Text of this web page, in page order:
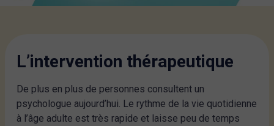
L’intervention thérapeutique
De plus en plus de personnes consultent un
psychologue aujourd’hui. Le rythme de la vie quotidienne
à l’âge adulte est très rapide et laisse peu de temps